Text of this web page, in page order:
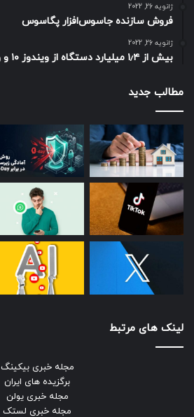
ژانویه 26, 2022
فروش سازنده جاسوس‌افزار پگاسوس
ژانویه 26, 2022
بیش از ۱٫۴ میلیارد دستگاه از ویندوز ۱۰ و ویندوز ۱۱ استفاده می‌کنند
مطالب جدید
لینک های مرتبط
مجله خبری بیکینگ
برگزیده های ایران
مجله خبری یولن
مجله خبری لستک